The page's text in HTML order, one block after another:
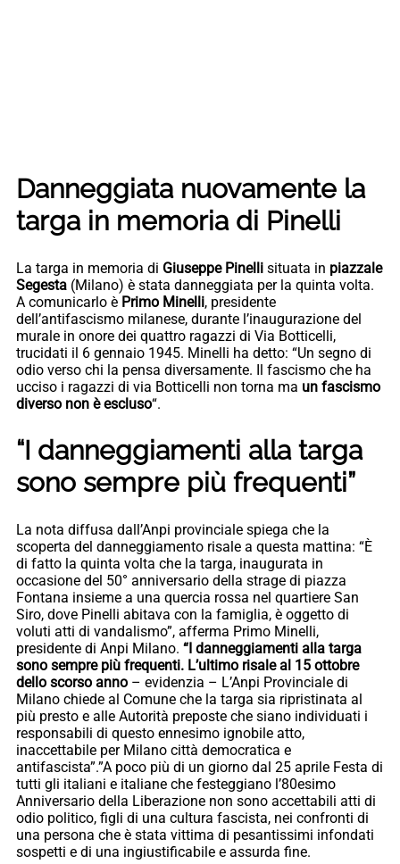
Danneggiata nuovamente la
targa in memoria di Pinelli
La targa in memoria di Giuseppe Pinelli situata in piazzale
Segesta (Milano) è stata danneggiata per la quinta volta.
A comunicarlo è Primo Minelli, presidente
dell’antifascismo milanese, durante l’inaugurazione del
murale in onore dei quattro ragazzi di Via Botticelli,
trucidati il 6 gennaio 1945. Minelli ha detto: “Un segno di
odio verso chi la pensa diversamente. Il fascismo che ha
ucciso i ragazzi di via Botticelli non torna ma un fascismo
diverso non è escluso“.
“I danneggiamenti alla targa
sono sempre più frequenti”
La nota diffusa dall’Anpi provinciale spiega che la
scoperta del danneggiamento risale a questa mattina: “È
di fatto la quinta volta che la targa, inaugurata in
occasione del 50° anniversario della strage di piazza
Fontana insieme a una quercia rossa nel quartiere San
Siro, dove Pinelli abitava con la famiglia, è oggetto di
voluti atti di vandalismo”, afferma Primo Minelli,
presidente di Anpi Milano. “I danneggiamenti alla targa
sono sempre più frequenti. L’ultimo risale al 15 ottobre
dello scorso anno – evidenzia – L’Anpi Provinciale di
Milano chiede al Comune che la targa sia ripristinata al
più presto e alle Autorità preposte che siano individuati i
responsabili di questo ennesimo ignobile atto,
inaccettabile per Milano città democratica e
antifascista”.”A poco più di un giorno dal 25 aprile Festa di
tutti gli italiani e italiane che festeggiano l’80esimo
Anniversario della Liberazione non sono accettabili atti di
odio politico, figli di una cultura fascista, nei confronti di
una persona che è stata vittima di pesantissimi infondati
sospetti e di una ingiustificabile e assurda fine.